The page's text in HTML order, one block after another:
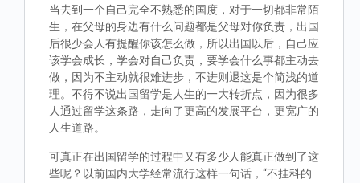
当去到一个自己完全不熟悉的国度，对于一切都非常陌
生，在父母的身边有什么问题都是父母对你负责，出国
后很少会人有提醒你该怎么做，所以出国以后，自己应
该学会成长，学会对自己负责，要学会什么事都主动去
做，因为不主动就很难进步，不进则退这是个简浅的道
理。不得不说出国留学是人生的一大转折点，因为很多
人通过留学这条路，走向了更高的发展平台，更宽广的
人生道路。
可真正在出国留学的过程中又有多少人能真正做到了这
些呢？以前国内大学经常流行这样一句话，“不挂科的